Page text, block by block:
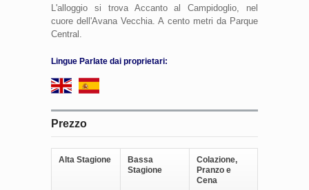
L'alloggio si trova Accanto al Campidoglio, nel
cuore dell'Avana Vecchia. A cento metri da Parque
Central.
Lingue Parlate dai proprietari:
Prezzo
Alta Stagione
Bassa
Stagione
Colazione,
Pranzo e
Cena